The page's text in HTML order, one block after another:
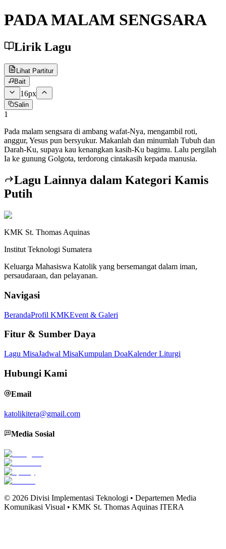
PADA MALAM SENGSARA
Lirik Lagu
Lihat Partitur
Bait
16px
Salin
1
Pada malam sengsara di ambang wafat-Nya, mengambil roti,
anggur, Yesus pun bersyukur. Makanlah dan minumlah Tubuh dan
Darah-Ku, supaya kau kenangkan kasih-Ku bagimu. Lalu pergilah
Ia ke gunung Golgota, terdorong cintakasih kepada manusia.
Lagu Lainnya dalam Kategori Kamis
Putih
KMK St. Thomas Aquinas
Institut Teknologi Sumatera
Keluarga Mahasiswa Katolik yang bersemangat dalam iman,
persaudaraan, dan pelayanan.
Navigasi
BerandaProfil KMKEvent & Galeri
Fitur & Sumber Daya
Lagu MisaJadwal MisaKumpulan DoaKalender Liturgi
Hubungi Kami
Email
katolikitera@gmail.com
Media Sosial
© 2026 Divisi Implementasi Teknologi • Departemen Media
Komunikasi Visual • KMK St. Thomas Aquinas ITERA